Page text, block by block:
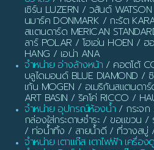
เซิร์น LUZERN / วสันต์
นมาร์ค DONMARK / กะรัต
สแตนดาร์ด MERICAN
ลาร์ POLAR / โฮเอ่น HOEN /
HANG / เอน่า ANA
จำหน่าย อ่างล้างหน้า / คอตโต้
บลูไดมอนด์ BLUE DIAMOND /
เก้น MOGEN / อเมริกันสแตนดา
ART BASIN / ริคโค่ RICCO /
จำหน่าย อุปกรณ์ห้องน้ำ / กระจ
กล่องใส่กระดาษชำระ / ขอแขวน
/ ท่อน้ำทิ้ง / สายน้ำดี / ที่วางสบู่
จำหน่าย เตาแก๊ส เตาไฟฟ้า เครื่อ